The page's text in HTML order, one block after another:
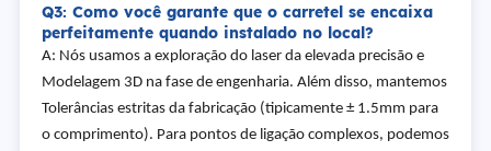
Q3: Como você garante que o carretel se encaixa
perfeitamente quando instalado no local?
A: Nós usamos a exploração do laser da elevada precisão e
Modelagem 3D na fase de engenharia. Além disso, mantemos
Tolerâncias estritas da fabricação (tipicamente ± 1.5mm para
o comprimento). Para pontos de ligação complexos, podemos